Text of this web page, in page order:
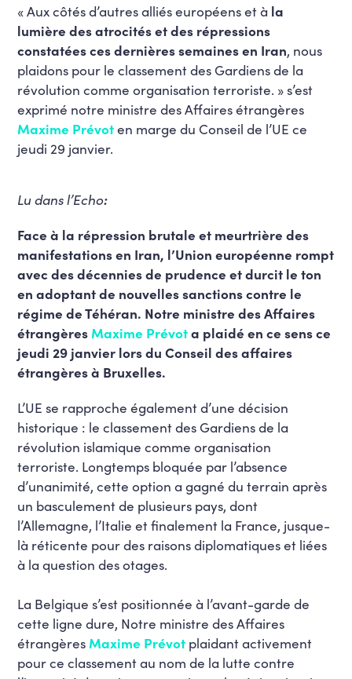
« Aux côtés d’autres alliés européens et à la
lumière des atrocités et des répressions
constatées ces dernières semaines en Iran, nous
plaidons pour le classement des Gardiens de la
révolution comme organisation terroriste. » s’est
exprimé notre ministre des Affaires étrangères
Maxime Prévoten marge du Conseil de l’UE ce
jeudi 29 janvier.
Lu dans l’Echo:
Face à la répression brutale et meurtrière des
manifestations en Iran, l’Union européenne rompt
avec des décennies de prudence et durcit le ton
en adoptant de nouvelles sanctions contre le
régime de Téhéran. Notre ministre des Affaires
étrangèresMaxime Prévota plaidé en ce sens ce
jeudi 29 janvier lors du Conseil des affaires
étrangères à Bruxelles.
L’UE se rapproche également d’une décision
historique : le classement des Gardiens de la
révolution islamique comme organisation
terroriste. Longtemps bloquée par l’absence
d’unanimité, cette option a gagné du terrain après
un basculement de plusieurs pays, dont
l’Allemagne, l’Italie et finalement la France, jusque-
là réticente pour des raisons diplomatiques et liées
à la question des otages.
La Belgique s’est positionnée à l’avant-garde de
cette ligne dure, Notre ministre des Affaires
étrangèresMaxime Prévot plaidant activement
pour ce classement au nom de la lutte contre